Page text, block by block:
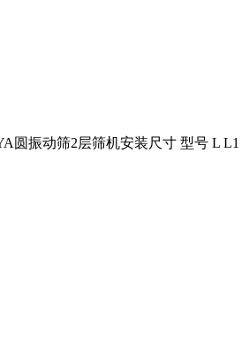
振动筛2层筛机安装尺寸 型号 L